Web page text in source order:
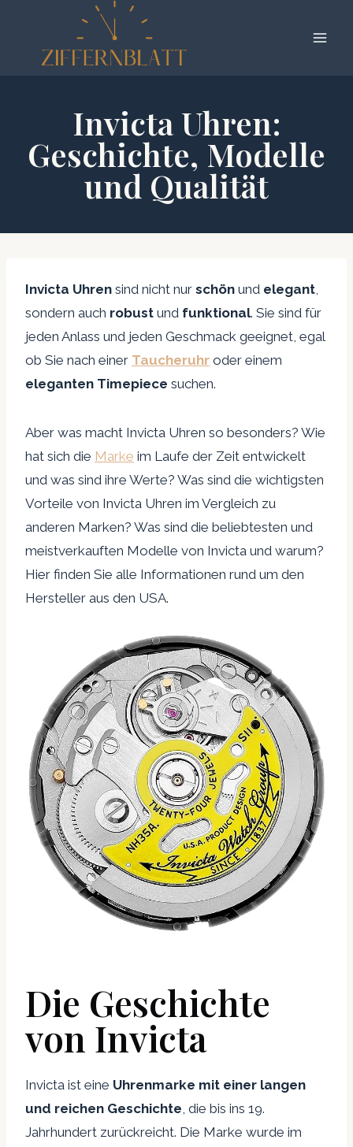
springen
Invicta Uhren:
Geschichte, Modelle
und Qualität
Invicta Uhren sind nicht nur schön und elegant,
sondern auch robust und funktional. Sie sind für
jeden Anlass und jeden Geschmack geeignet, egal
ob Sie nach einer Taucheruhr oder einem
eleganten Timepiece suchen.
Aber was macht Invicta Uhren so besonders? Wie
hat sich die Marke im Laufe der Zeit entwickelt
und was sind ihre Werte? Was sind die wichtigsten
Vorteile von Invicta Uhren im Vergleich zu
anderen Marken? Was sind die beliebtesten und
meistverkauften Modelle von Invicta und warum?
Hier finden Sie alle Informationen rund um den
Hersteller aus den USA.
Die Geschichte
von Invicta
Invicta ist eine Uhrenmarke mit einer langen
und reichen Geschichte, die bis ins 19.
Jahrhundert zurückreicht. Die Marke wurde im